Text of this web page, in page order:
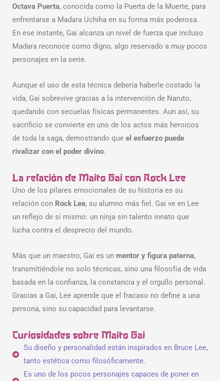
Octava Puerta, conocida como la Puerta de la Muerte, para
enfrentarse a Madara Uchiha en su forma más poderosa.
En ese instante, Gai alcanza un nivel de fuerza que incluso
Madara reconoce como digno, algo reservado a muy pocos
personajes en la serie.
Aunque el uso de esta técnica debería haberle costado la
vida, Gai sobrevive gracias a la intervención de Naruto,
quedando con secuelas físicas permanentes. Aun así, su
sacrificio se convierte en uno de los actos más heroicos
de toda la saga, demostrando que el esfuerzo puede
rivalizar con el poder divino.
La relación de Maito Gai con Rock Lee
Uno de los pilares emocionales de su historia es su
relación con Rock Lee, su alumno más fiel. Gai ve en Lee
un reflejo de sí mismo: un ninja sin talento innato que
lucha contra el desprecio del mundo.
Más que un maestro, Gai es un mentor y figura paterna,
transmitiéndole no solo técnicas, sino una filosofía de vida
basada en la confianza, la constancia y el orgullo personal.
Gracias a Gai, Lee aprende que el fracaso no define a una
persona, sino su capacidad para levantarse.
Curiosidades sobre Maito Gai
Su diseño y personalidad están inspirados en Bruce Lee,
tanto estética como filosóficamente.
Es uno de los pocos personajes capaces de poner en